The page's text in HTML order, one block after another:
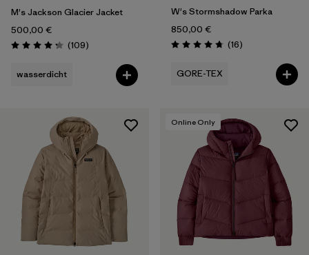
M's Jackson Glacier Jacket
500,00 €
Bewertung: 4.3 / 5
(109Rezensionen
)
wasserdicht
W's Stormshadow Parka
850,00 €
Bewertung: 4.8 / 5
(16Rezensionen
)
GORE-TEX
Online Only